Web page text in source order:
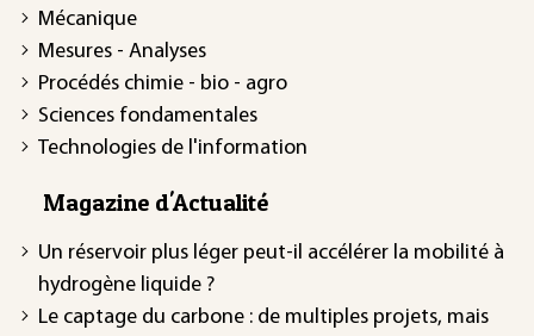
Mécanique
Mesures - Analyses
Procédés chimie - bio - agro
Sciences fondamentales
Technologies de l'information
Magazine d'Actualité
Un réservoir plus léger peut-il accélérer la mobilité à
hydrogène liquide ?
Le captage du carbone : de multiples projets, mais